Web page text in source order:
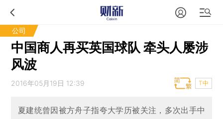
公司
中国商人再买英国球队 牵头人屡涉
风波
2016年05月19日 12:39 T中
夏建统曾因被方舟子指夸大学历被关注，多次出手中